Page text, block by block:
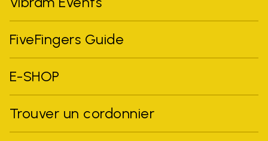
FiveFingers Guide
E-SHOP
Trouver un cordonnier